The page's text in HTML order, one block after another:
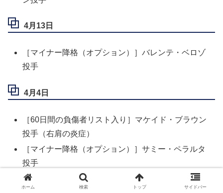
4月13日
［マイナー降格（オプション）］バレンテ・ベロゾ
投手
4月4日
［60日間の負傷者リスト入り］マケイド・ブラウン
投手（右肩の炎症）
［マイナー降格（オプション）］サミー・ペラルタ
投手
［10日間の負傷者リストから復帰］：ザック・ビー
ホーム 検索 トップ サイドバー